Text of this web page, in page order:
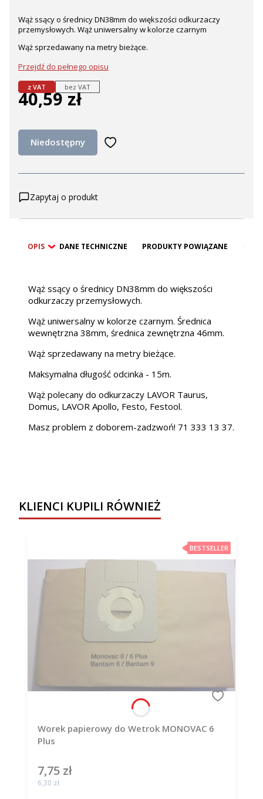
Wąż ssący o średnicy DN38mm do większości odkurzaczy
przemysłowych. Wąż uniwersalny w kolorze czarnym
Wąż sprzedawany na metry bieżące.
Przejdź do pełnego opisu
z VAT bez VAT
Cena
40,59 zł
Niedostępny
Zapytaj o produkt
OPIS DANE TECHNICZNE PRODUKTY POWIĄZANE
Wąż ssący o średnicy DN38mm do większości
odkurzaczy przemysłowych.
Wąż uniwersalny w kolorze czarnym. Średnica
wewnętrzna 38mm, średnica zewnętrzna 46mm.
Wąż sprzedawany na metry bieżące.
Maksymalna długość odcinka - 15m.
Wąż polecany do odkurzaczy LAVOR Taurus,
Domus, LAVOR Apollo, Festo, Festool.
Masz problem z doborem-zadzwoń! 71 333 13 37.
KLIENCI KUPILI RÓWNIEŻ
BESTSELLER
Worek papierowy do Wetrok MONOVAC 6
Plus
Cena
7,75 zł
Cena
6,30 zł